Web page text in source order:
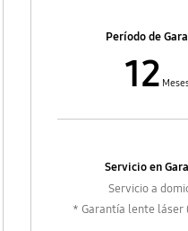
Período de
12
Servicio en
Servicio a
* Garantía lente láser